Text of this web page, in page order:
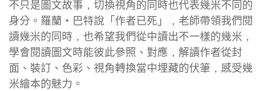
不只是圖文故事，切換視角的同時也代表幾米不同的
身分。羅蘭·巴特說「作者已死」，老師帶領我們閱
讀幾米的同時，也希望我們從中讀出不一樣的幾米，
學會閱讀圖文時能彼此參照、對應，解讀作者從封
面、裝訂、色彩、視角轉換當中埋藏的伏筆，感受幾
米繪本的魅力。